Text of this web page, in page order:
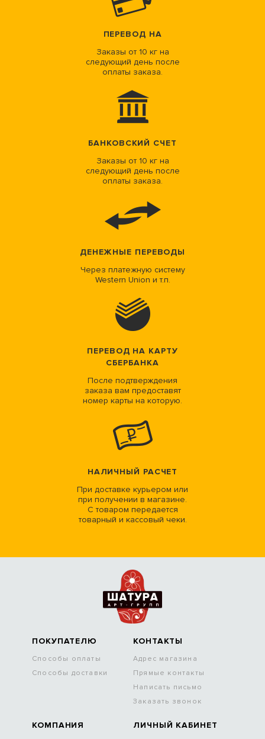
ПЕРЕВОД НА
Заказы от 10 кг на
следующий день после
оплаты заказа.
БАНКОВСКИЙ СЧЕТ
Заказы от 10 кг на
следующий день после
оплаты заказа.
ДЕНЕЖНЫЕ ПЕРЕВОДЫ
Через платежную систему
Western Union и т.п.
ПЕРЕВОД НА КАРТУ
СБЕРБАНКА
После подтверждения
заказа вам предоставят
номер карты на которую.
НАЛИЧНЫЙ РАСЧЕТ
При доставке курьером или
при получении в магазине.
С товаром передается
товарный и кассовый чеки.
ПОКУПАТЕЛЮ
Способы оплаты
Способы доставки
КОНТАКТЫ
Адрес магазина
Прямые контакты
Написать письмо
Заказать звонок
КОМПАНИЯ ЛИЧНЫЙ КАБИНЕТ